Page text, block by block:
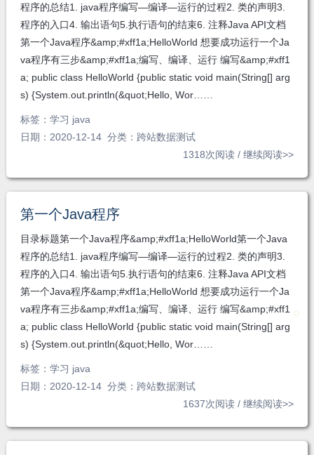
程序的总结1. java程序编写—编译—运行的过程2. 类的声明3.
程序的入口4. 输出语句5.执行语句的结束6. 注释Java API文档
第一个Java程序&amp;#xff1a;HelloWorld 想要成功运行一个Ja
va程序有三步&amp;#xff1a;编写、编译、运行 编写&amp;#xff1
a; public class HelloWorld {public static void main(String[] arg
s) {System.out.println(&quot;Hello, Wor……
标签： 学习 java
日期：2020-12-14 分类： 跨站数据测试
1318次阅读 /继续阅读>>
第一个Java程序
目录标题第一个Java程序&amp;#xff1a;HelloWorld第一个Java
程序的总结1. java程序编写—编译—运行的过程2. 类的声明3.
程序的入口4. 输出语句5.执行语句的结束6. 注释Java API文档
第一个Java程序&amp;#xff1a;HelloWorld 想要成功运行一个Ja
va程序有三步&amp;#xff1a;编写、编译、运行 编写&amp;#xff1
a; public class HelloWorld {public static void main(String[] arg
s) {System.out.println(&quot;Hello, Wor……
标签： 学习 java
日期：2020-12-14 分类： 跨站数据测试
1637次阅读 /继续阅读>>